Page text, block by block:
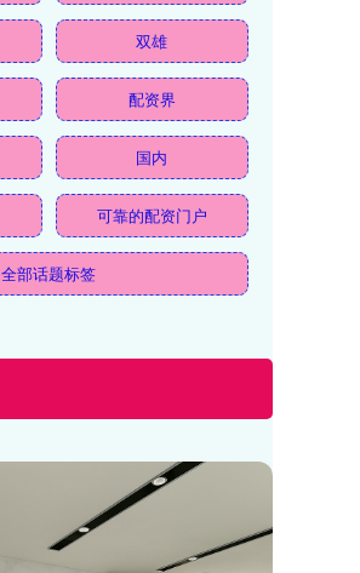
双雄
配资界
国内
可靠的配资门户
全部话题标签